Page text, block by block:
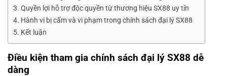
Quyền lợi hỗ trợ độc quyền từ thương hiệu SX88 uy tín
Hành vi bị cấm và vi phạm trong chính sách đại lý SX88
Kết luận
Điều kiện tham gia chính sách đại lý SX88 dễ
dàng